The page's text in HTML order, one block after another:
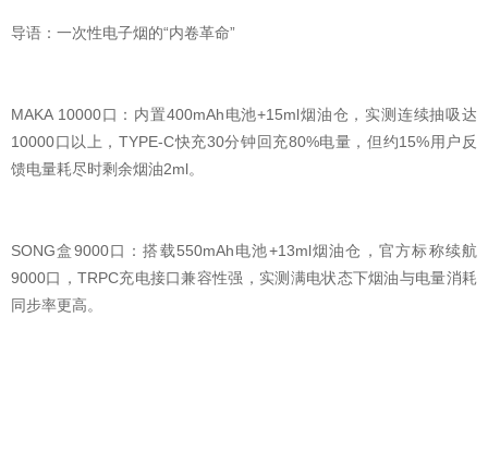
导语：一次性电子烟的“内卷革命”
MAKA 10000口：内置400mAh电池+15ml烟油仓，实测连续抽吸达
10000口以上，TYPE-C快充30分钟回充80%电量，但约15%用户反
馈电量耗尽时剩余烟油2ml。
SONG盒9000口：搭载550mAh电池+13ml烟油仓，官方标称续航
9000口，TRPC充电接口兼容性强，实测满电状态下烟油与电量消耗
同步率更高。